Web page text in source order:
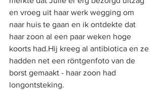
en vroeg uit haar werk wegging om
naar huis te gaan en ik ontdekte dat
haar zoon al een paar weken hoge
koorts had.Hij kreeg al antibiotica en ze
hadden net een röntgenfoto van de
borst gemaakt - haar zoon had
longontsteking.